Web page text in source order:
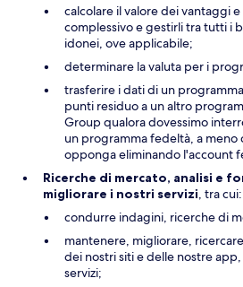
calcolare il valore dei vantaggi
complessivo e gestirli tra tutti i
idonei, ove applicabile;
determinare la valuta per i
trasferire i dati di un
punti residuo a un altro
Group qualora dovessimo
un programma fedeltà, a meno
opponga eliminando l'account
Ricerche di mercato, analisi e
migliorare i nostri servizi, tra cui:
condurre indagini, ricerche di
mantenere, migliorare,
dei nostri siti e delle nostre
servizi;